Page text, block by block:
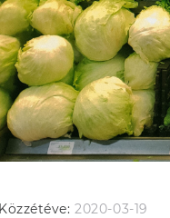
Közzétéve:2020-03-19